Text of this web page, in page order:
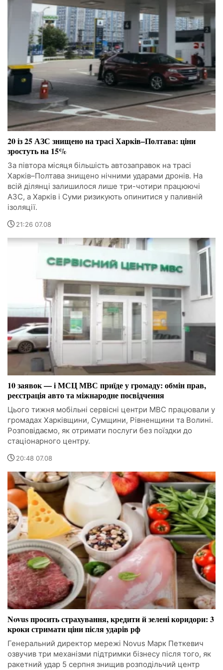
20 із 25 АЗС знищено на трасі Харків–Полтава: ціни
зростуть на 15%
За півтора місяця більшість автозаправок на трасі
Харків–Полтава знищено нічними ударами дронів. На
всій ділянці залишилося лише три-чотири працюючі
АЗС, а Харків і Суми ризикують опинитися у паливній
ізоляції.
21:26 07.08
10 заявок — і МСЦ МВС приїде у громаду: обмін прав,
реєстрація авто та міжнародне посвідчення
Цього тижня мобільні сервісні центри МВС працювали у
громадах Харківщини, Сумщини, Рівненщини та Волині.
Розповідаємо, як отримати послуги без поїздки до
стаціонарного центру.
20:48 07.08
Novus просить страхування, кредити й зелені коридори: 3
кроки стримати ціни після ударів рф
Генеральний директор мережі Novus Марк Петкевич
озвучив три механізми підтримки бізнесу після того, як
ракетний удар 5 серпня знищив розподільчий центр